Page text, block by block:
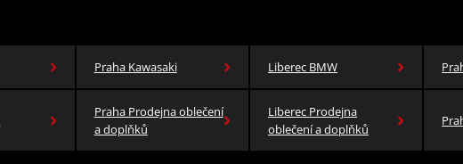
Praha Kawasaki Liberec BMW
Praha Prodejna oblečení
a doplňků
Liberec Prodejna
oblečení a doplňků